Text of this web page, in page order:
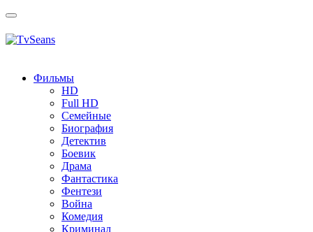
Toggle
Фильмы
HD
Full HD
Семейные
Биография
Детектив
Боевик
Драма
Фантастика
Фентези
Война
Комедия
Криминал